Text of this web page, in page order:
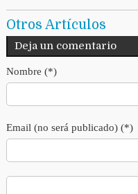
Otros Artículos
Deja un comentario
Nombre (*)
Email (no será publicado) (*)